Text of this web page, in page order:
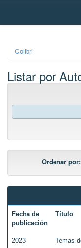
Skip
Colibri
Listar por
Ordenar por:
Fecha de
publicación
Título
2023 Temas